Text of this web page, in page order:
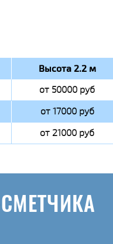
Высота 2.2 м
от 50000 руб
от 17000 руб
от 21000 руб